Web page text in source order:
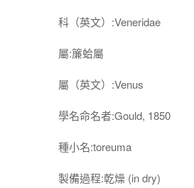
科（英文）:Veneridae
屬:簾蛤屬
屬（英文）:Venus
學名命名者:Gould, 1850
種小名:toreuma
製備過程:乾燥 (in dry)